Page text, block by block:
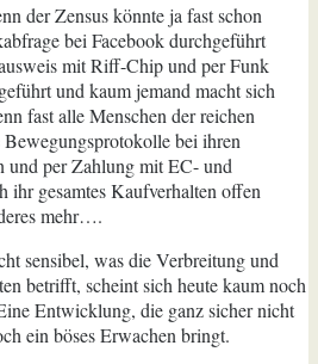
der Zensus könnte ja fast schon
bei Facebook durchgeführt
mit Riff-Chip und per Funk
und kaum jemand macht sich
fast alle Menschen der reichen
bei ihren
und per Zahlung mit EC- und
ihr gesamtes Kaufverhalten offen
mehr….
sensibel, was die Verbreitung und
betrifft, scheint sich heute kaum noch
Entwicklung, die ganz sicher nicht
ein böses Erwachen bringt.